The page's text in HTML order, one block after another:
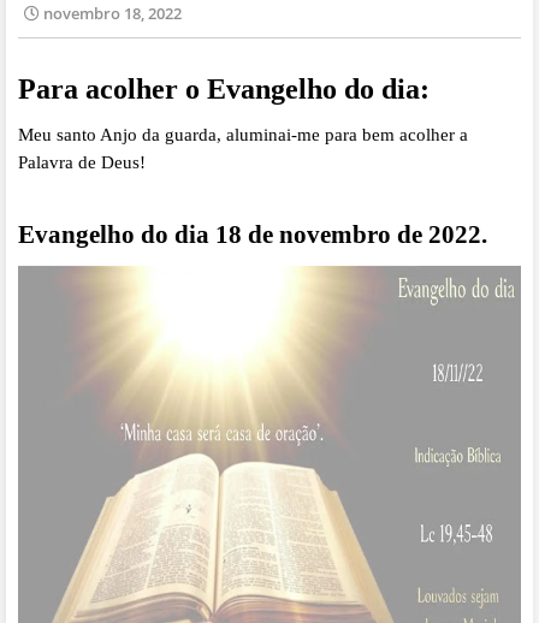
novembro 18, 2022
Para acolher o Evangelho do dia:
Meu santo Anjo da guarda, aluminai-me para bem acolher a
Palavra de Deus!
Evangelho do dia 18 de novembro de 2022.